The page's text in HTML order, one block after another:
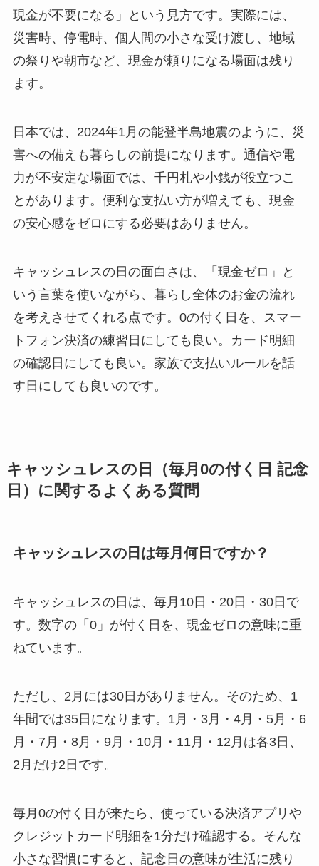
現金が不要になる」という見方です。実際には、
災害時、停電時、個人間の小さな受け渡し、地域
の祭りや朝市など、現金が頼りになる場面は残り
ます。
日本では、2024年1月の能登半島地震のように、災
害への備えも暮らしの前提になります。通信や電
力が不安定な場面では、千円札や小銭が役立つこ
とがあります。便利な支払い方が増えても、現金
の安心感をゼロにする必要はありません。
キャッシュレスの日の面白さは、「現金ゼロ」と
いう言葉を使いながら、暮らし全体のお金の流れ
を考えさせてくれる点です。0の付く日を、スマー
トフォン決済の練習日にしても良い。カード明細
の確認日にしても良い。家族で支払いルールを話
す日にしても良いのです。
キャッシュレスの日（毎月0の付く日 記念
日）に関するよくある質問
キャッシュレスの日は毎月何日ですか？
キャッシュレスの日は、毎月10日・20日・30日で
す。数字の「0」が付く日を、現金ゼロの意味に重
ねています。
ただし、2月には30日がありません。そのため、1
年間では35日になります。1月・3月・4月・5月・6
月・7月・8月・9月・10月・11月・12月は各3日、
2月だけ2日です。
毎月0の付く日が来たら、使っている決済アプリや
クレジットカード明細を1分だけ確認する。そんな
小さな習慣にすると、記念日の意味が生活に残り